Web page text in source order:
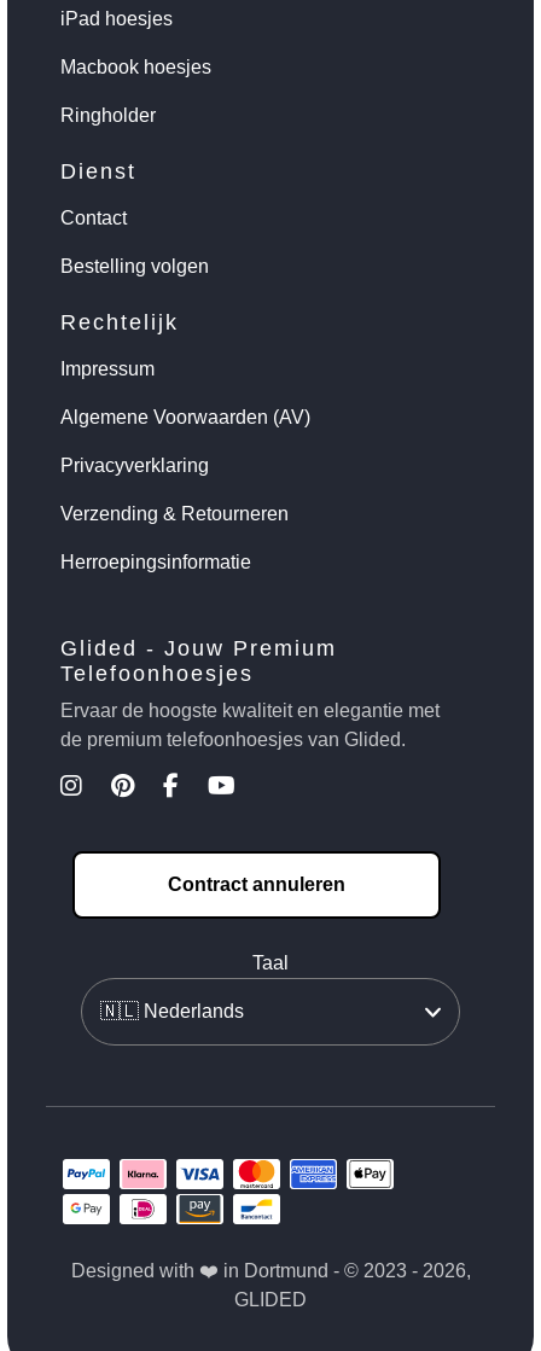
iPad hoesjes
Macbook hoesjes
Ringholder
Dienst
Contact
Bestelling volgen
Rechtelijk
Impressum
Algemene Voorwaarden (AV)
Privacyverklaring
Verzending & Retourneren
Herroepingsinformatie
Glided - Jouw Premium
Telefoonhoesjes
Ervaar de hoogste kwaliteit en elegantie met
de premium telefoonhoesjes van Glided.
Contract annuleren
Taal
Designed with ❤️ in Dortmund - © 2023 - 2026,
GLIDED